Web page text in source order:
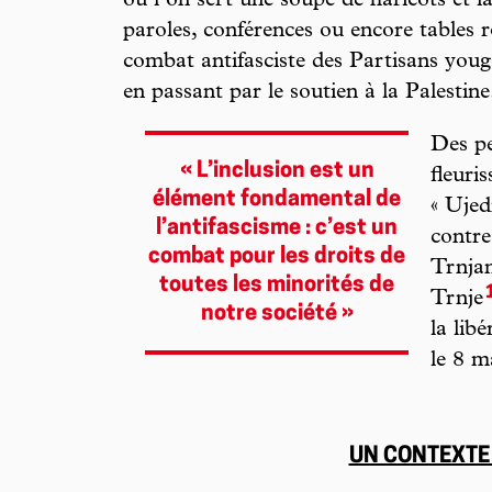
paroles, conférences ou encore tables
combat antifasciste des Partisans
en passant par le soutien à la
« L’inclusion est un
élément fondamental de
l’antifascisme : c’est un
combat pour les droits de
toutes les minorités de
notre société »
Des
«
Trnje
la
le 8
UN